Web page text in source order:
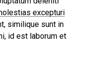
excepturi
similique sunt in
id est laborum et